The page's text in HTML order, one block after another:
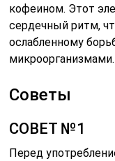
кофеином. Этот
сердечный ритм,
ослабленному
микроорганизмами.
Советы
СОВЕТ №1
Перед